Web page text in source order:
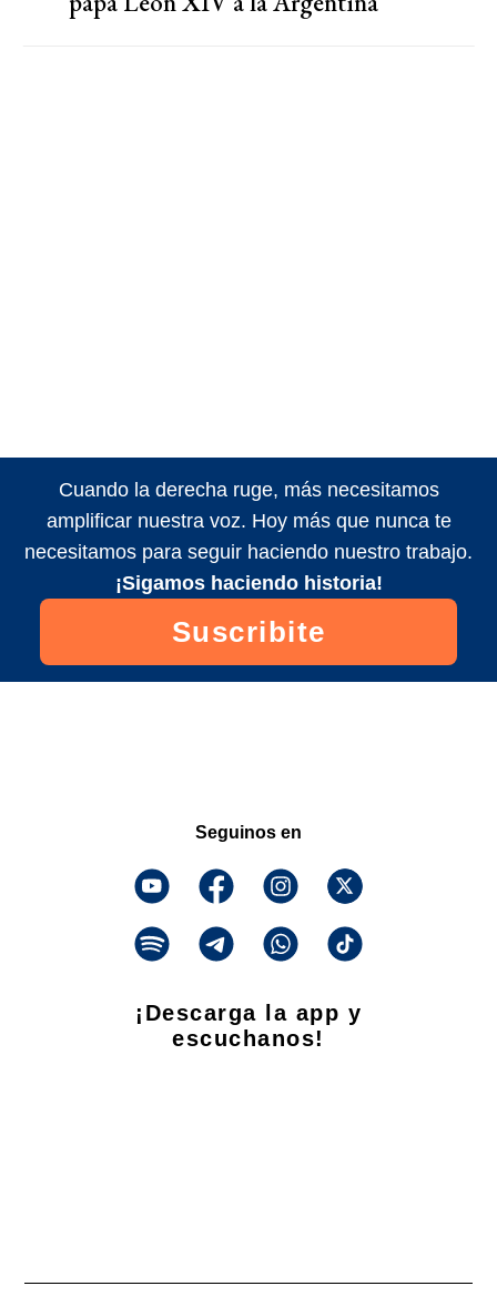
Cuando la derecha ruge, más necesitamos
amplificar nuestra voz. Hoy más que nunca te
necesitamos para seguir haciendo nuestro trabajo.
¡Sigamos haciendo historia!
Suscribite
Seguinos en
¡Descarga la app y
escuchanos!